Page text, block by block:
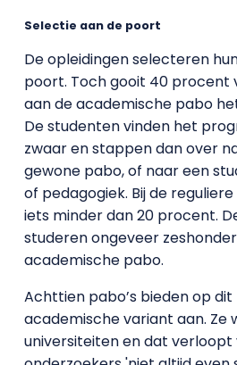
Selectie aan de poort
De opleidingen selecteren
poort. Toch gooit 40 procent
aan de academische pabo
De studenten vinden het
zwaar en stappen dan over
gewone pabo, of naar een
of pedagogiek. Bij de
iets minder dan 20 procent.
studeren ongeveer
academische pabo.
Achttien pabo’s bieden op
academische variant aan. Ze
universiteiten en dat verloopt